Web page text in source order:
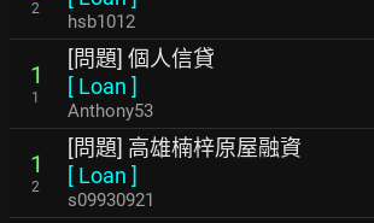
2
hsb1012
1
1
[問題] 個人信貸
[ Loan ]
Anthony53
1
2
[問題] 高雄楠梓原屋融資
[ Loan ]
s09930921